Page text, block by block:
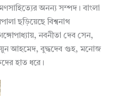
অনন্য সম্পদ। বাংলা
ছড়িয়েছে বিশ্বনাথ
নবনীতা দেব সেন,
আহমেদ, বুদ্ধদেব গুহ, মনোজ
হাত ধরে।